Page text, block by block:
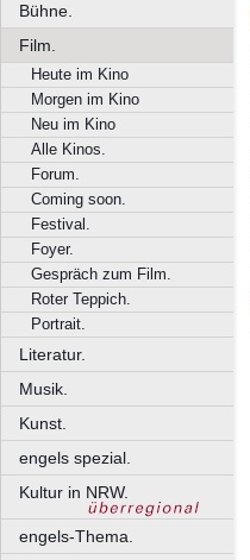
Bühne.
Film.
Heute im Kino
Morgen im Kino
Neu im Kino
Alle Kinos.
Forum.
Coming soon.
Festival.
Foyer.
Gespräch zum Film.
Roter Teppich.
Portrait.
Literatur.
Musik.
Kunst.
engels spezial.
Kultur in NRW.
engels-Thema.